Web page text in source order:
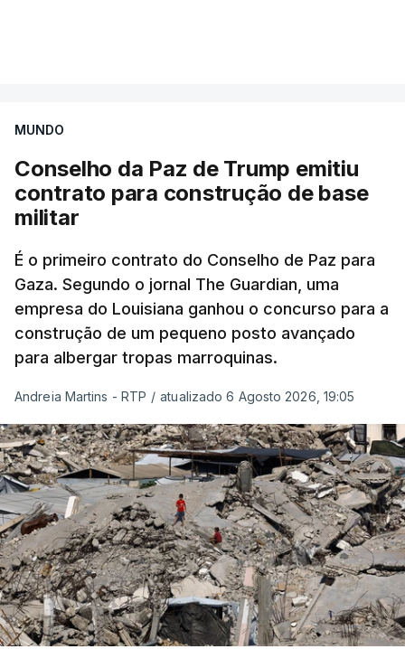
MUNDO
Conselho da Paz de Trump emitiu
contrato para construção de base
militar
É o primeiro contrato do Conselho de Paz para
Gaza. Segundo o jornal The Guardian, uma
empresa do Louisiana ganhou o concurso para a
construção de um pequeno posto avançado
para albergar tropas marroquinas.
Andreia Martins - RTP / atualizado 6 Agosto 2026, 19:05